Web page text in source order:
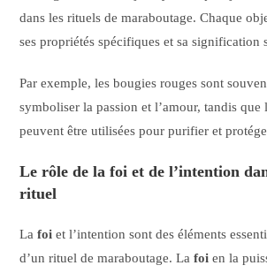
dans les rituels de maraboutage. Chaque
ses propriétés spécifiques et sa signification
Par exemple, les bougies rouges sont
symboliser la passion et l’amour, tandis que
peuvent être utilisées pour purifier et
Le rôle de la foi et de l’intention
rituel
Lafoi et l’intention sont des éléments
d’un rituel de maraboutage. Lafoi en la